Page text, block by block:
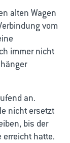
alten Wagen
vom
immer nicht
an.
nicht ersetzt
bis der
erreicht hatte.